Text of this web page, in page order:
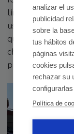
líneas
usuario podrá
quiera mientras
chorros de
promueve la
analizar el
publicidad
sobre la
tus hábitos
páginas
cookies
rechazar su
Política de